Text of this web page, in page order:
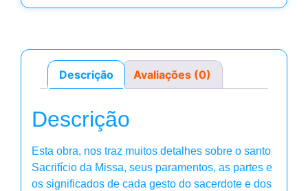
Descrição Avaliações (0)
Descrição
Esta obra, nos traz muitos detalhes sobre o santo
Sacrifício da Missa, seus paramentos, as partes e
os significados de cada gesto do sacerdote e dos